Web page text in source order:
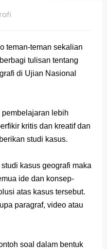
Geografi 2025 No 26-30
Geografi 2025 No 16-20
Geografi 2025 No 11-15
Geografi 2025 No 1-5
2026 Part 1 [Wajib Baca]
OSN Geografi 2026
Sosiologi 2025 + Kunci
Konsep Geografi + Kunci
Analisa Informasi Geospasial
teman-teman sekalian
tulisan tentang
di Ujian Nasional
lebih
kritis dan kreatif dan
studi kasus.
kasus geografi maka
ide dan konsep-
atas kasus tersebut.
paragraf, video atau
soal dalam bentuk